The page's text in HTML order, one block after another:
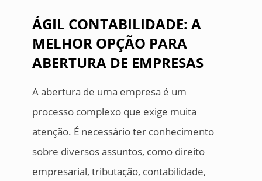
ÁGIL CONTABILIDADE: A
MELHOR OPÇÃO PARA
ABERTURA DE EMPRESAS
A abertura de uma empresa é um
processo complexo que exige muita
atenção. É necessário ter conhecimento
sobre diversos assuntos, como direito
empresarial, tributação, contabilidade,